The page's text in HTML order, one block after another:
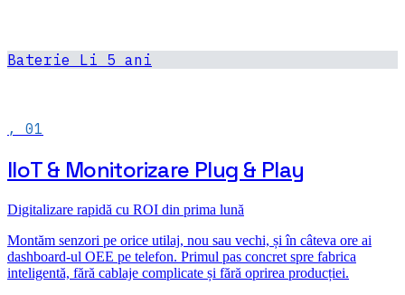
Baterie Li 5 ani
, 01
IIoT & Monitorizare Plug & Play
Digitalizare rapidă cu ROI din prima lună
Montăm senzori pe orice utilaj, nou sau vechi, și în câteva ore ai
dashboard-ul OEE pe telefon. Primul pas concret spre fabrica
inteligentă, fără cablaje complicate și fără oprirea producției.